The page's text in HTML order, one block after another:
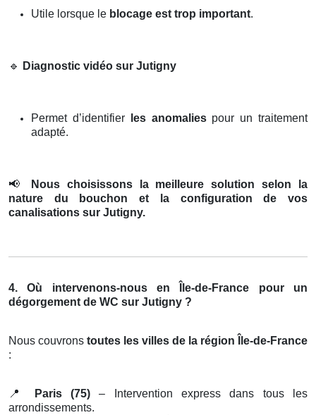
Utile lorsque le blocage est trop important.
🔹 Diagnostic vidéo sur Jutigny
Permet d’identifier les anomaliespour un traitement
adapté.
📢
Nous choisissons la meilleure solution selon la
nature du bouchon et la configuration de vos
canalisations sur Jutigny.
4. Où intervenons-nous en Île-de-France pour un
dégorgement de WC sur Jutigny ?
Nous couvrons toutes les villes de la région Île-de-France
:
📍 Paris (75) – Intervention express dans tous les
arrondissements.